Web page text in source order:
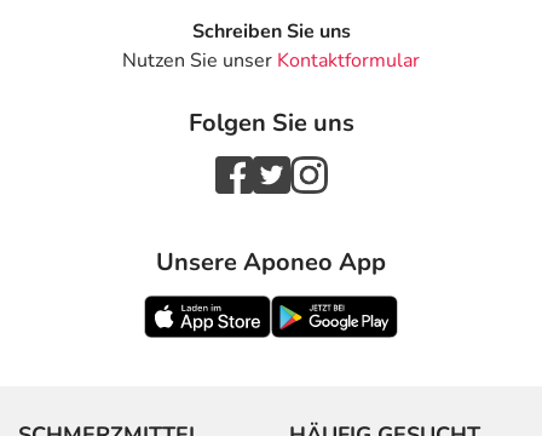
Schreiben Sie uns
Nutzen Sie unser Kontaktformular
Folgen Sie uns
Unsere Aponeo App